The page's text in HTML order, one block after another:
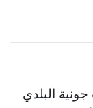
البلدي